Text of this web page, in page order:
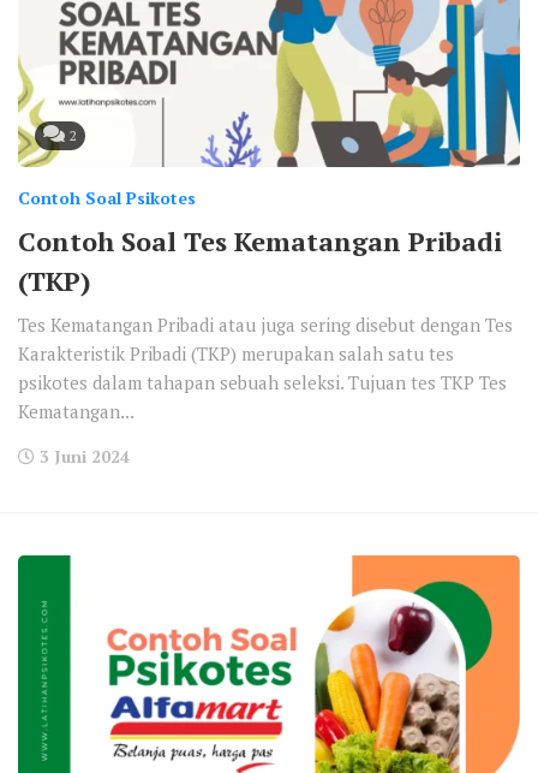
2
Contoh Soal Psikotes
Contoh Soal Tes Kematangan Pribadi
(TKP)
Tes Kematangan Pribadi atau juga sering disebut dengan Tes
Karakteristik Pribadi (TKP) merupakan salah satu tes
psikotes dalam tahapan sebuah seleksi. Tujuan tes TKP Tes
Kematangan...
3 Juni 2024